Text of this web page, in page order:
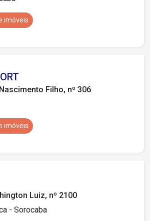
imóveis
Filho, nº 306
imóveis
Luiz, nº 2100
- Sorocaba